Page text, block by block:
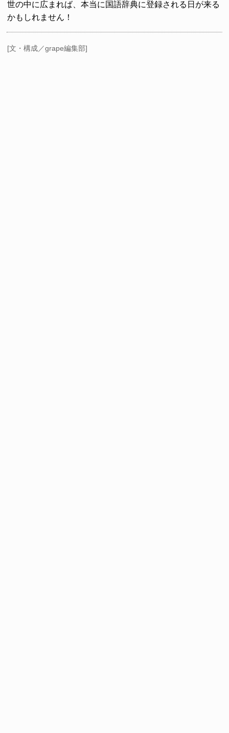
世の中に広まれば、本当に国語辞典に登録される日が来る
かもしれません！
[文・構成／grape編集部]